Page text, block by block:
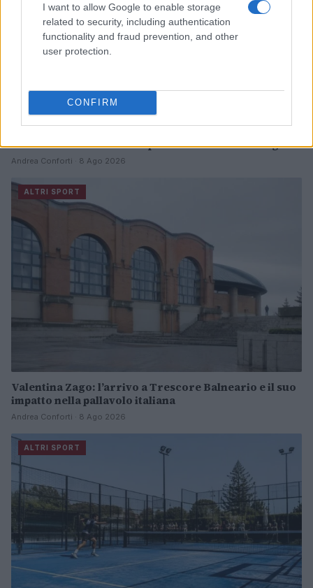
I want to allow Google to enable storage
related to security, including authentication
functionality and fraud prevention, and other
user protection.
CONFIRM
Guida alle rotazioni nella pallavolo con ruoli e segnali
Andrea Conforti · 8 Ago 2026
ALTRI SPORT
Valentina Zago: l’arrivo a Trescore Balneario e il suo
impatto nella pallavolo italiana
Andrea Conforti · 8 Ago 2026
ALTRI SPORT